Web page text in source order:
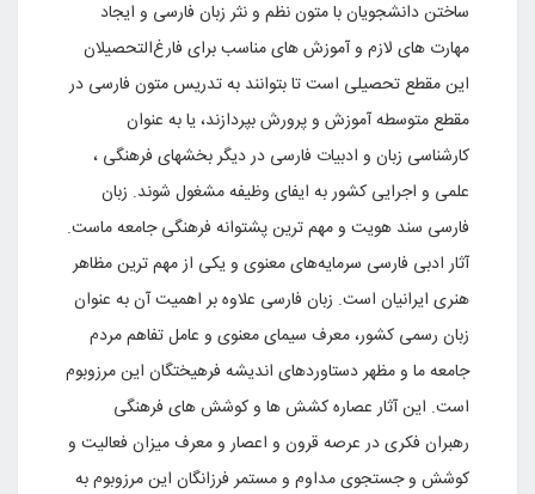
ساختن دانشجویان با متون نظم و نثر زبان فارسی و ایجاد
مهارت های لازم و آموزش های مناسب برای فارغ‌التحصیلان
این مقطع تحصیلی است تا بتوانند به تدریس متون فارسی در
مقطع متوسطه آموزش و پرورش بپردازند، یا به عنوان
کارشناسی زبان و ادبیات فارسی در دیگر بخشهای فرهنگی ،
علمی و اجرایی کشور به ایفای وظیفه مشغول شوند. زبان
فارسی سند هویت و مهم ترین پشتوانه فرهنگی جامعه ماست.
آثار ادبی فارسی سرمایه‌های معنوی و یکی از مهم ترین مظاهر
هنری ایرانیان است. زبان فارسی علاوه بر اهمیت آن به عنوان
زبان رسمی کشور، معرف سیمای معنوی و عامل تفاهم مردم
جامعه ما و مظهر دستاوردهای اندیشه فرهیختگان این مرزوبوم
است. این آثار عصاره کشش ها و کوشش های فرهنگی
رهبران فکری در عرصه قرون و اعصار و معرف میزان فعالیت و
کوشش و جستجوی مداوم و مستمر فرزانگان این مرزوبوم به